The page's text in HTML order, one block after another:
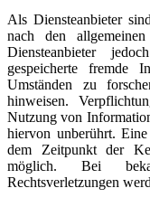
Als Diensteanbieter
nach den
Diensteanbieter
gespeicherte fremde
Umständen zu
hinweisen.
Nutzung von
hiervon unberührt.
dem Zeitpunkt der
möglich. Bei
Rechtsverletzungen